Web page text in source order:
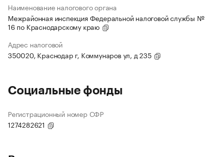
Наименование налогового органа
Межрайонная инспекция Федеральной налоговой службы №
16 по Краснодарскому краю
Адрес налоговой
350020, Краснодар г, Коммунаров ул, д 235
Социальные фонды
Регистрационный номер СФР
1274282621